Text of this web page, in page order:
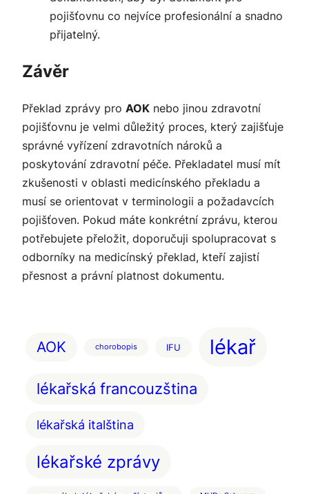
pojišťovnu co nejvíce profesionální a snadno
přijatelný.
Závěr
Překlad zprávy pro AOK nebo jinou zdravotní
pojišťovnu je velmi důležitý proces, který zajišťuje
správné vyřízení zdravotních nároků a
poskytování zdravotní péče. Překladatel musí mít
zkušenosti v oblasti medicínského překladu a
musí se orientovat v terminologii a požadavcích
pojišťoven. Pokud máte konkrétní zprávu, kterou
potřebujete přeložit, doporučuji spolupracovat s
odborníky na medicínský překlad, kteří zajistí
přesnost a právní platnost dokumentu.
AOK chorobopis IFU lékař
lékařská francouzština
lékařská italština
lékařské zprávy